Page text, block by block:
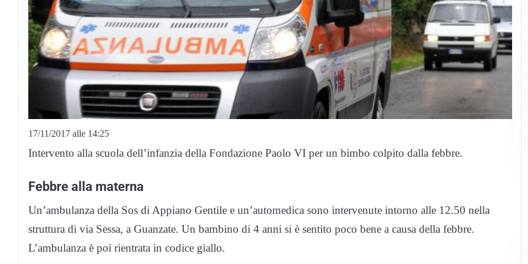
17/11/2017 alle 14:25
Intervento alla scuola dell’infanzia della Fondazione Paolo VI per un bimbo colpito dalla febbre.
Febbre alla materna
Un’ambulanza della Sos di Appiano Gentile e un’automedica sono intervenute intorno alle 12.50 nella
struttura di via Sessa, a Guanzate. Un bambino di 4 anni si è sentito poco bene a causa della febbre.
L’ambulanza è poi rientrata in codice giallo.